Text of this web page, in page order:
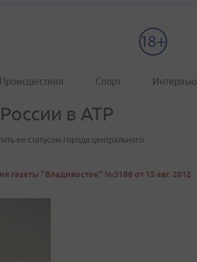
Происшествия Спорт Интервью
в АТР
ее статусом города центрального
газеты "Владивосток" №3186 от 15 авг. 2012